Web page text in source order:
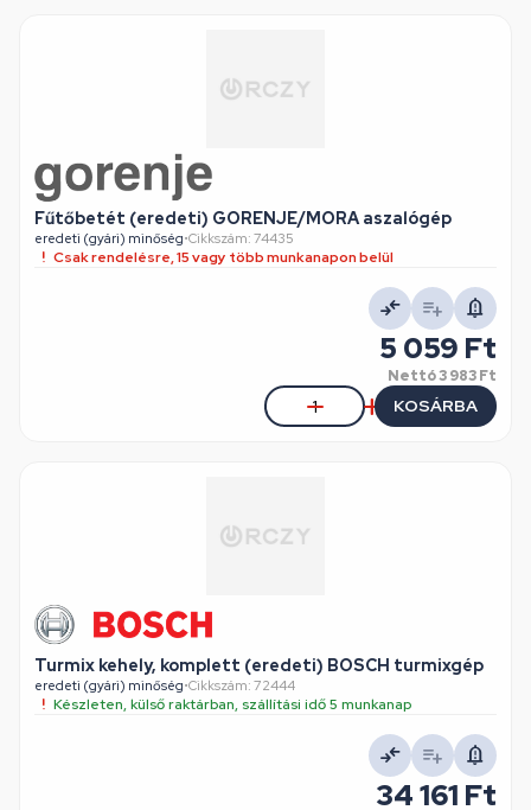
Fűtőbetét (eredeti) GORENJE/MORA aszalógép
eredeti (gyári) minőség•Cikkszám: 74435
Csak rendelésre, 15 vagy több munkanapon belül
5 059 Ft
Nettó3 983 Ft
KOSÁRBA
Turmix kehely, komplett (eredeti) BOSCH turmixgép
eredeti (gyári) minőség•Cikkszám: 72444
Készleten, külső raktárban, szállítási idő 5 munkanap
34 161 Ft